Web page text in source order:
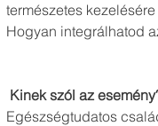
természetes kezelésére
Hogyan integrálhatod
Kinek szól az
Egészségtudatos